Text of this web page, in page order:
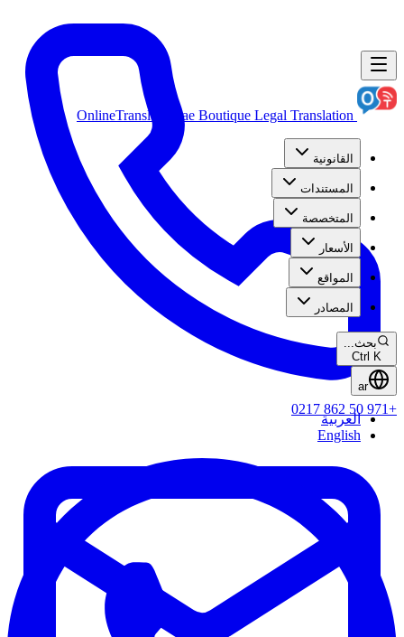
+971 50 862 0217
OnlineTranslation.ae Boutique Legal Translation
القانونية
المستندات
المتخصصة
الأسعار
المواقع
المصادر
بحث...
Ctrl K
ar
العربية
English